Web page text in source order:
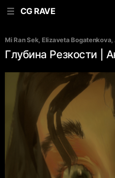
CG RAVE
Mi Ran Sek, Elizaveta Bogatenkova,
Глубина Резкости |